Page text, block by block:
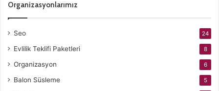
Organizasyonlarımız
Seo 24
Evlilik Teklifi Paketleri 8
Organizasyon 6
Balon Süsleme 5